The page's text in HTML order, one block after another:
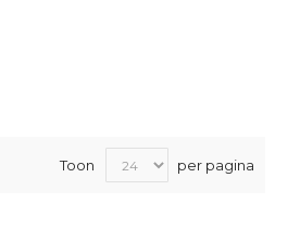
Toon per pagina